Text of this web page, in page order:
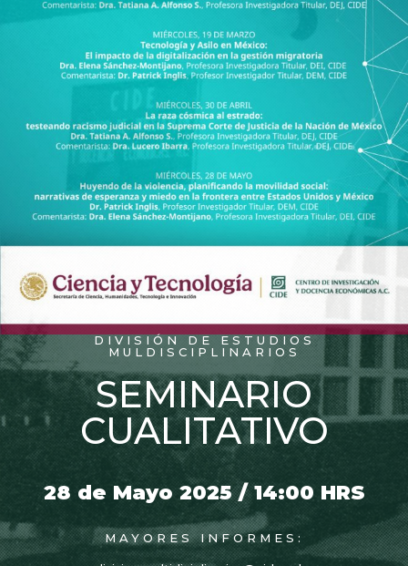
DIVISIÓN DE ESTUDIOS
MULDISCIPLINARIOS
SEMINARIO
CUALITATIVO
28 de Mayo 2025 / 14:00 HRS
MAYORES INFORMES: